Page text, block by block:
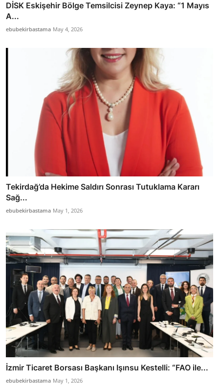
DİSK Eskişehir Bölge Temsilcisi Zeynep Kaya: “1 Mayıs
A...
ebubekirbastama May 4, 2026
Tekirdağ’da Hekime Saldırı Sonrası Tutuklama Kararı
Sağ...
ebubekirbastama May 1, 2026
İzmir Ticaret Borsası Başkanı Işınsu Kestelli: “FAO ile...
ebubekirbastama May 1, 2026